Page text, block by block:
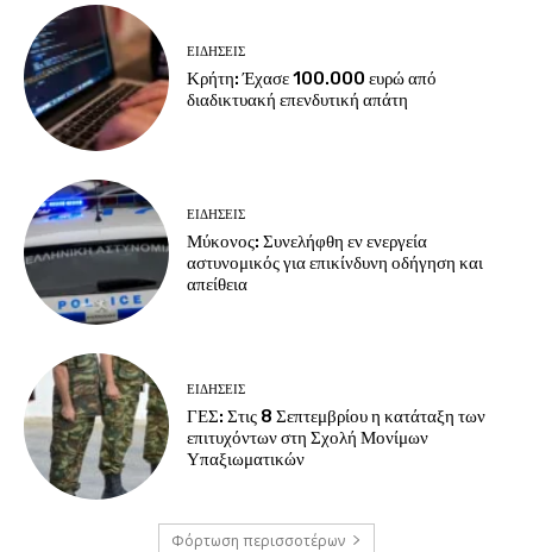
ΕΙΔΗΣΕΙΣ
Κρήτη: Έχασε 100.000 ευρώ από
διαδικτυακή επενδυτική απάτη
ΕΙΔΗΣΕΙΣ
Μύκονος: Συνελήφθη εν ενεργεία
αστυνομικός για επικίνδυνη οδήγηση και
απείθεια
ΕΙΔΗΣΕΙΣ
ΓΕΣ: Στις 8 Σεπτεμβρίου η κατάταξη των
επιτυχόντων στη Σχολή Μονίμων
Υπαξιωματικών
Φόρτωση περισσοτέρων